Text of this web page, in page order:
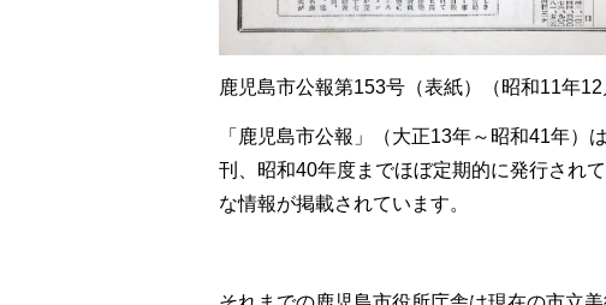
鹿児島市公報第153号（表紙）（昭和11年12
「鹿児島市公報」（大正13年～昭和41年）
刊、昭和40年度までほぼ定期的に発行され
な情報が掲載されています。